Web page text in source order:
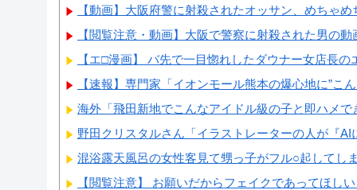
【動画】大阪府警に射殺されたオッサン、めちゃ
【閲覧注意・動画】大阪で警察に射殺された男の
【エ□漫画】 バ先で一目惚れしたダウナー女店長
【速報】専門家「イオンモール熊本の爆心地に”こ
海外「飛田新地でこんなアイドル級の子と即ハメ
野田クリスタルさん「イラストレーターの人が『
混浴露天風呂の女性客見て甥っ子がフル○起してし
【閲覧注意】 お願いだからフェイクであってほし